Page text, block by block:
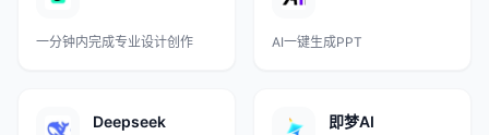
一分钟内完成专业设计创作 AI一键生成PPT
Deepseek 即梦AI